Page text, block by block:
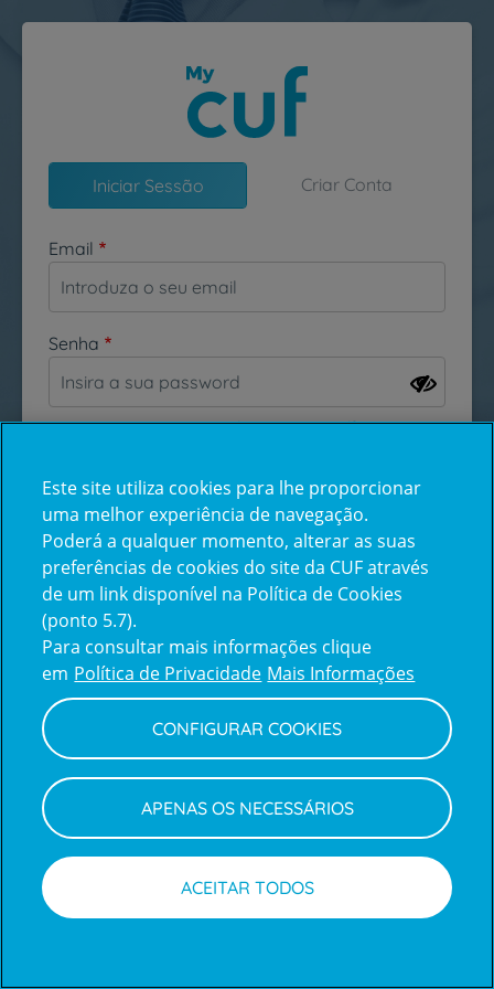
Passar para o conteúdo principal
Iniciar Sessão Criar Conta
Email
Senha
Esqueceu-se da sua password?
Inicie sessão com a Apple
Centro de Apoio ao Cliente | Política de Privacidade e Cookies
Este site utiliza cookies para lhe proporcionar
uma melhor experiência de navegação.
Poderá a qualquer momento, alterar as suas
preferências de cookies do site da CUF através
de um link disponível na Política de Cookies
(ponto 5.7).
Para consultar mais informações clique
em Política de Privacidade Mais Informações
CONFIGURAR COOKIES
APENAS OS NECESSÁRIOS
ACEITAR TODOS